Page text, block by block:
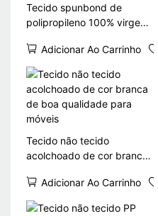
Tecido spunbond de
polipropileno 100% virgem
pano de mola de bolso
com preço competitivo
Adicionar Ao Carrinho
Tecido não tecido
acolchoado de cor branca
móveis
Adicionar Ao Carrinho